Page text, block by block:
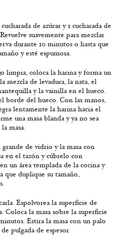
de azúcar y 1 cucharada de
suavemente para mezclar
durante 10 minutos o hasta que
y esté espumosa.
limpia, coloca la harina y forma un
mezcla de levadura, la nata, el
y la vainilla en el hueco.
borde del hueco. Con las manos,
lentamente la harina hacia el
una masa blanda y ya no sea
masa.
de vidrio y la masa con
en el tazón y cúbrelo con
un área templada de la cocina y
que duplique su tamaño,
Espolvorea la superficie de
Coloca la masa sobre la superficie
Estira la masa con un palo
de pulgada de espesor.